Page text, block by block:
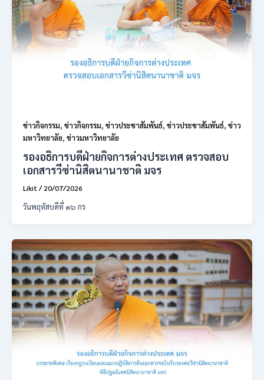
ข่าวกิจกรรม, ข่าวกิจกรรม, ข่าวประชาสัมพันธ์, ข่าวประชาสัมพันธ์, ข่าว
มหาวิทยาลัย, ข่าวมหาวิทยาลัย
รองอธิการบดีฝ่ายกิจการต่างประเทศ ตรวจสอบ
เอกสารวีซ่านิสิตนานาชาติ มจร
Likit/20/07/2026
วันพฤหัสบดีที่ ๑๖ กร